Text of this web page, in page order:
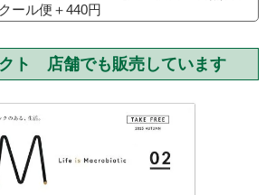
ール便＋440円
ト 店舗でも販売しています